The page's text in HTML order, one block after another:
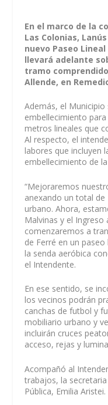
En el marco de la
Las Colonias,
nuevo Paseo
llevará adelante
tramo
Allende, en
Además, el
embellecimiento
metros lineales que
Al respecto, el
labores que incluyen
embellecimiento de
“Mejoraremos
anexando un total
urbano. Ahora,
Malvinas y el Ingreso
comenzaremos a
de Ferré en un
la senda aeróbica
el Intendente.
En ese sentido, se
los vecinos podrán
canchas de futbol y
mobiliario urbano y
incluirán cruces
acceso, rejas y
Acompañó al
trabajos, la
Pública, Emilia Aristei.